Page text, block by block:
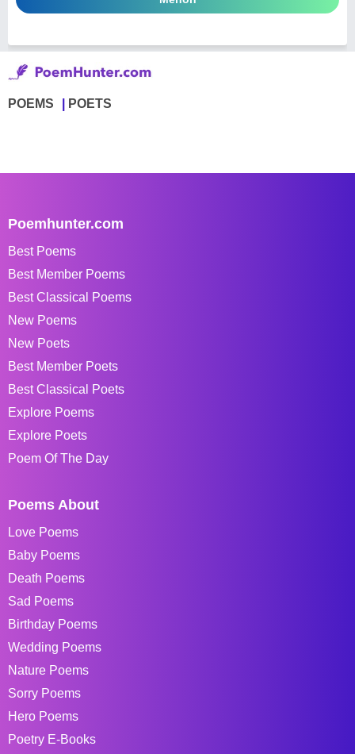
POEMS POETS
Poemhunter.com
Best Poems
Best Member Poems
Best Classical Poems
New Poems
New Poets
Best Member Poets
Best Classical Poets
Explore Poems
Explore Poets
Poem Of The Day
Poems About
Love Poems
Baby Poems
Death Poems
Sad Poems
Birthday Poems
Wedding Poems
Nature Poems
Sorry Poems
Hero Poems
Poetry E-Books